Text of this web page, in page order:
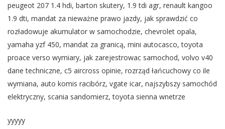
peugeot 207 1.4 hdi, barton skutery, 1.9 tdi agr, renault kangoo
1.9 dti, mandat za nieważne prawo jazdy, jak sprawdzić co
rozładowuje akumulator w samochodzie, chevrolet opala,
yamaha yzf 450, mandat za granicą, mini autocasco, toyota
proace verso wymiary, jak zarejestrowac samochod, volvo v40
dane techniczne, c5 aircross opinie, rozrząd łańcuchowy co ile
wymiana, auto komis racibórz, vgate icar, najszybszy samochód
elektryczny, scania sandomierz, toyota sienna wnetrze
yyyyy